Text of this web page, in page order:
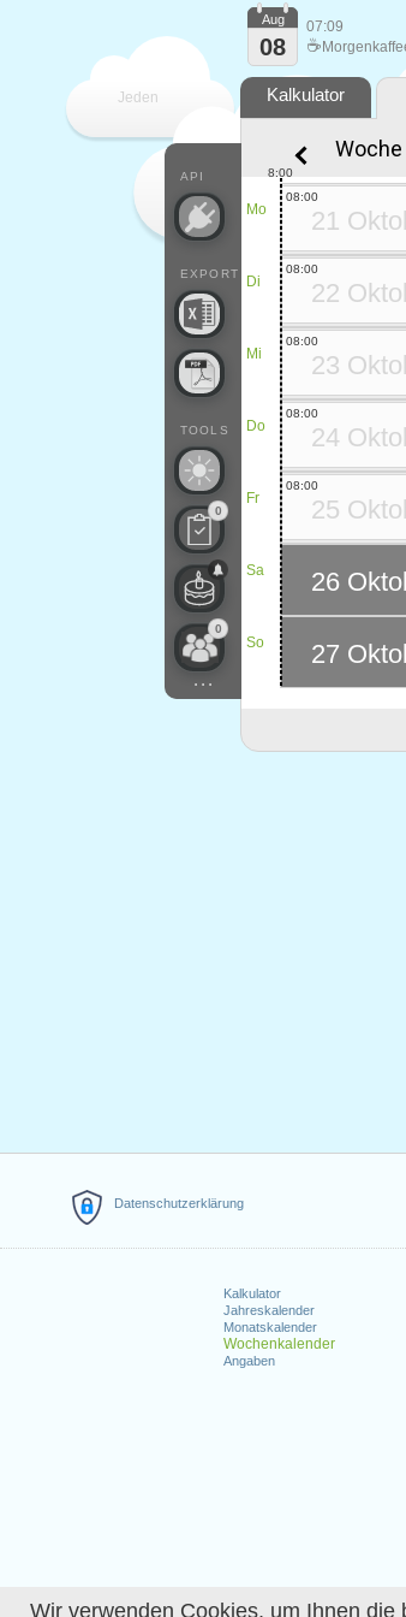
Wir verwenden Cookies, um Ihnen die
Datenschutzerklärung
Kalkulator
Jahreskalender
Monatskalender
Wochenkalender
Angaben
Jeden
Tag
API
EXPORT
TOOLS
0
0
...
Aug
08
07:09
☕
Kalkulator
Woche
Mo
Di
Mi
Do
Fr
Sa
So
8:00
21
08:00
22
08:00
23
08:00
24
08:00
25
08:00
26
27